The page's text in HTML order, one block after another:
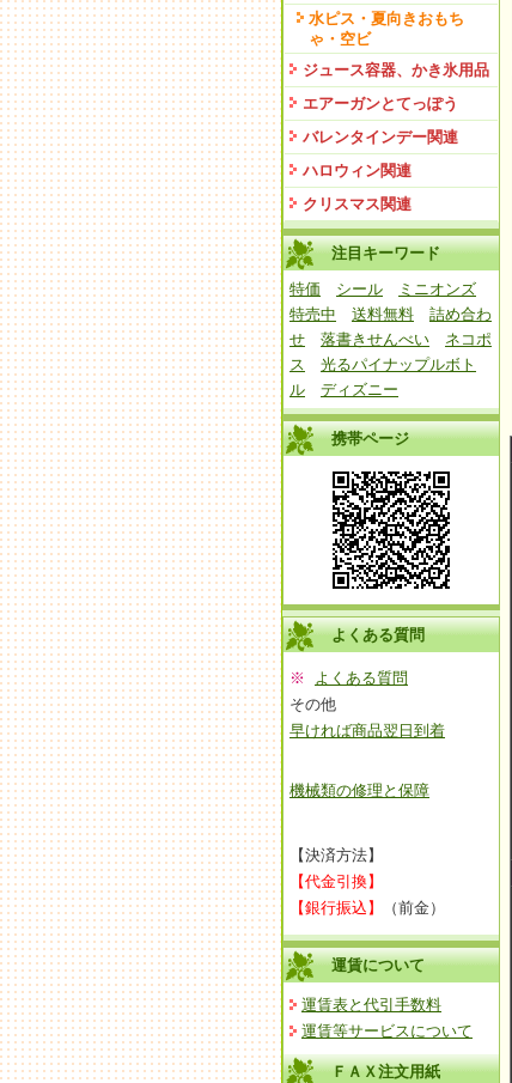
水ピス・夏向きおもち
ゃ・空ビ
ジュース容器、かき氷用品
エアーガンとてっぽう
バレンタインデー関連
ハロウィン関連
クリスマス関連
注目キーワード
特価
シール
ミニオンズ
特売中
送料無料
詰め合わ
せ
落書きせんべい
ネコポ
ス
光るパイナップルボト
ル
ディズニー
携帯ページ
よくある質問
※
よくある質問
その他
早ければ商品翌日到着
機械類の修理と保障
【決済方法】
【代金引換】
【銀行振込】
（前金）
運賃について
運賃表と代引手数料
運賃等サービスについて
ＦＡＸ注文用紙